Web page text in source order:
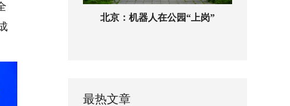
北京：机器人在公园“上岗”
最热文章